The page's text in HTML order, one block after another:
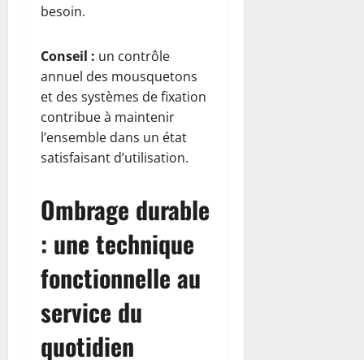
besoin.
Conseil : un contrôle
annuel des mousquetons
et des systèmes de fixation
contribue à maintenir
l’ensemble dans un état
satisfaisant d’utilisation.
Ombrage durable
: une technique
fonctionnelle au
service du
quotidien